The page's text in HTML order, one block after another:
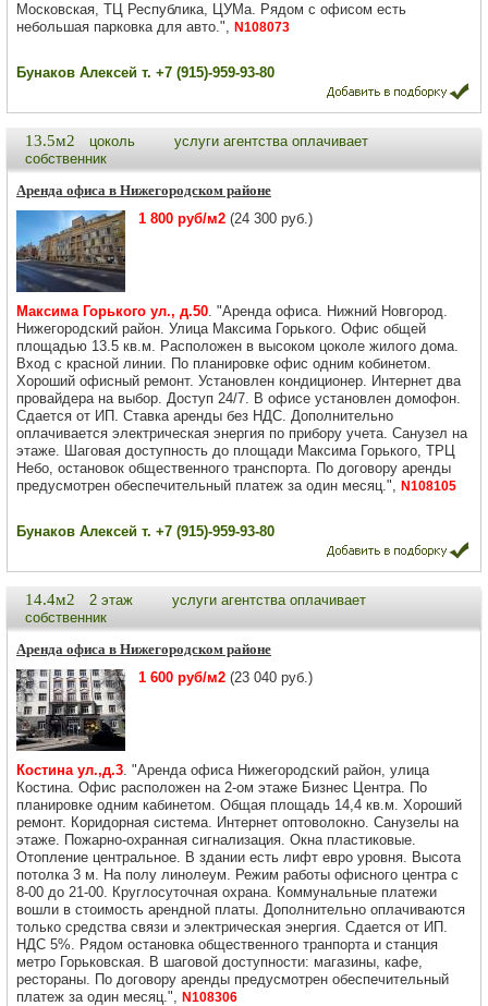
Московская, ТЦ Республика, ЦУМа. Рядом с офисом есть
небольшая парковка для авто.", N108073
Бунаков Алексей т. +7 (915)-959-93-80
13.5м2 цоколь
услуги агентства оплачивает
собственник
Аренда офиса в Нижегородском районе
1 800 руб/м2 (24 300 руб.)
Максима Горького ул., д.50. "Аренда офиса. Нижний Новгород.
Нижегородский район. Улица Максима Горького. Офис общей
площадью 13.5 кв.м. Расположен в высоком цоколе жилого дома.
Вход с красной линии. По планировке офис одним кобинетом.
Хороший офисный ремонт. Установлен кондиционер. Интернет два
провайдера на выбор. Доступ 24/7. В офисе установлен домофон.
Сдается от ИП. Ставка аренды без НДС. Дополнительно
оплачивается электрическая энергия по прибору учета. Санузел на
этаже. Шаговая доступность до площади Максима Горького, ТРЦ
Небо, остановок общественного транспорта. По договору аренды
предусмотрен обеспечительный платеж за один месяц.", N108105
Бунаков Алексей т. +7 (915)-959-93-80
14.4м2 2 этаж
услуги агентства оплачивает
собственник
Аренда офиса в Нижегородском районе
1 600 руб/м2 (23 040 руб.)
Костина ул.,д.3. "Аренда офиса Нижегородский район, улица
Костина. Офис расположен на 2-ом этаже Бизнес Центра. По
планировке одним кабинетом. Общая площадь 14,4 кв.м. Хороший
ремонт. Коридорная система. Интернет оптоволокно. Санузелы на
этаже. Пожарно-охранная сигнализация. Окна пластиковые.
Отопление центральное. В здании есть лифт евро уровня. Высота
потолка 3 м. На полу линолеум. Режим работы офисного центра с
8-00 до 21-00. Круглосуточная охрана. Коммунальные платежи
вошли в стоимость арендной платы. Дополнительно оплачиваются
только средства связи и электрическая энергия. Сдается от ИП.
НДС 5%. Рядом остановка общественного транпорта и станция
метро Горьковская. В шаговой доступности: магазины, кафе,
рестораны. По договору аренды предусмотрен обеспечительный
платеж за один месяц.", N108306